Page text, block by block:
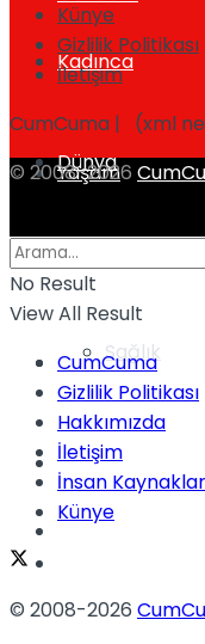
Yaşam
Sağlık
Kadınca
Dünya
Türkiye
Müzik
Sinema
Künye
Gizlilik Politikası
İletişim
CumCuma | (xml
© 2008-2026
No Result
View All Result
CumCuma
Gizlilik Politikası
Hakkımızda
İletişim
İnsan
Künye
© 2008-2026